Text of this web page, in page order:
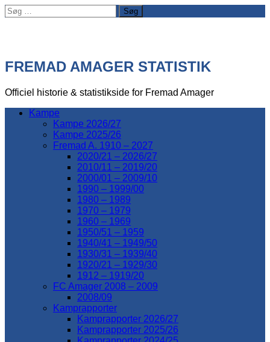
Søg
efter:
FREMAD AMAGER STATISTIK
Officiel historie & statistikside for Fremad Amager
Kampe
Kampe 2026/27
Kampe 2025/26
Fremad A. 1910 – 2027
2020/21 – 2026/27
2010/11 – 2019/20
2000/01 – 2009/10
1990 – 1999/00
1980 – 1989
1970 – 1979
1960 – 1969
1950/51 – 1959
1940/41 – 1949/50
1930/31 – 1939/40
1920/21 – 1929/30
1912 – 1919/20
FC Amager 2008 – 2009
2008/09
Kamprapporter
Kamprapporter 2026/27
Kamprapporter 2025/26